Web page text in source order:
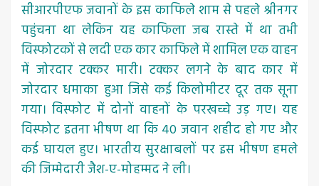
सीआरपीएफ जवानों के इस काफिले शाम से पहले श्रीनगर
पहुंचना था लेकिन यह काफिला जब रास्ते में था तभी
विस्फोटकों से लदी एक कार काफिले में शामिल एक वाहन
में जोरदार टक्कर मारी। टक्कर लगने के बाद कार में
जोरदार धमाका हुआ जिसे कई किलोमीटर दूर तक सूना
गया। विस्फोट में दोनों वाहनों के परखच्चे उड़ गए। यह
विस्फोट इतना भीषण था कि 40 जवान शहीद हो गए और
कई घायल हुए। भारतीय सुरक्षाबलों पर इस भीषण हमले
की जिम्मेदारी जैश-ए-मोहम्मद ने ली।